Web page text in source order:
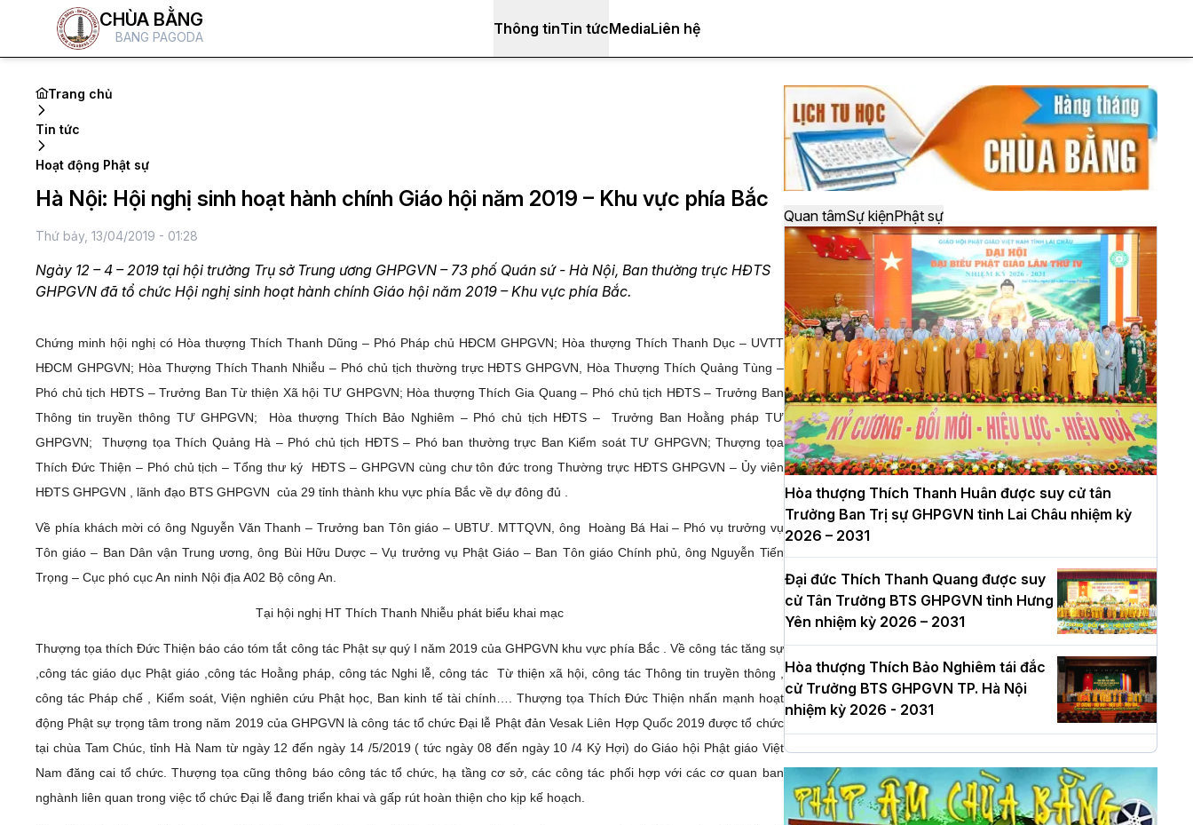
CHÙA BẰNG
BANG PAGODA Thông tinTin tứcMediaLiên hệ
Trang chủ
Tin tức
Hoạt động Phật sự
Hà Nội: Hội nghị sinh hoạt hành chính Giáo hội năm 2019 – Khu vực phía Bắc
Thứ bảy, 13/04/2019 - 01:28
Ngày 12 – 4 – 2019 tại hội trường Trụ sở Trung ương GHPGVN – 73 phố Quán sứ - Hà Nội, Ban thường trực HĐTS
GHPGVN đã tổ chức Hội nghị sinh hoạt hành chính Giáo hội năm 2019 – Khu vực phía Bắc.
Chứng minh hội nghị có Hòa thượng Thích Thanh Dũng – Phó Pháp chủ HĐCM GHPGVN; Hòa thượng Thích Thanh Dục – UVTT
HĐCM GHPGVN; Hòa Thượng Thích Thanh Nhiễu – Phó chủ tịch thường trực HĐTS GHPGVN, Hòa Thượng Thích Quảng Tùng –
Phó chủ tịch HĐTS – Trưởng Ban Từ thiện Xã hội TƯ GHPGVN; Hòa thượng Thích Gia Quang – Phó chủ tịch HĐTS – Trưởng Ban
Thông tin truyền thông TƯ GHPGVN; Hòa thượng Thích Bảo Nghiêm – Phó chủ tịch HĐTS – Trưởng Ban Hoằng pháp TƯ
GHPGVN; Thượng tọa Thích Quảng Hà – Phó chủ tịch HĐTS – Phó ban thường trực Ban Kiểm soát TƯ GHPGVN; Thượng tọa
Thích Đức Thiện – Phó chủ tịch – Tổng thư ký HĐTS – GHPGVN cùng chư tôn đức trong Thường trực HĐTS GHPGVN – Ủy viên
HĐTS GHPGVN , lãnh đạo BTS GHPGVN của 29 tỉnh thành khu vực phía Bắc về dự đông đủ .
Về phía khách mời có ông Nguyễn Văn Thanh – Trưởng ban Tôn giáo – UBTƯ. MTTQVN, ông Hoàng Bá Hai – Phó vụ trưởng vụ
Tôn giáo – Ban Dân vận Trung ương, ông Bùi Hữu Dược – Vụ trưởng vụ Phật Giáo – Ban Tôn giáo Chính phủ, ông Nguyễn Tiến
Trọng – Cục phó cục An ninh Nội địa A02 Bộ công An.
Tại hội nghị HT Thích Thanh Nhiễu phát biểu khai mạc
Thượng tọa thích Đức Thiện báo cáo tóm tắt công tác Phật sự quý I năm 2019 của GHPGVN khu vực phía Bắc . Về công tác tăng sự
,công tác giáo dục Phật giáo ,công tác Hoằng pháp, công tác Nghi lễ, công tác Từ thiện xã hội, công tác Thông tin truyền thông ,
công tác Pháp chế , Kiểm soát, Viện nghiên cứu Phật học, Ban kinh tế tài chính…. Thượng tọa Thích Đức Thiện nhấn mạnh hoạt
động Phật sự trọng tâm trong năm 2019 của GHPGVN là công tác tổ chức Đại lễ Phật đản Vesak Liên Hợp Quốc 2019 được tổ chức
tại chùa Tam Chúc, tỉnh Hà Nam từ ngày 12 đến ngày 14 /5/2019 ( tức ngày 08 đến ngày 10 /4 Kỷ Hợi) do Giáo hội Phật giáo Việt
Nam đăng cai tổ chức. Thượng tọa cũng thông báo công tác tổ chức, hạ tầng cơ sở, các công tác phối hợp với các cơ quan ban
nghành liên quan trong việc tổ chức Đại lễ đang triển khai và gấp rút hoàn thiện cho kịp kế hoạch.
Quan tâmSự kiệnPhật sự
Hòa thượng Thích Thanh Huân được suy cử tân
Trưởng Ban Trị sự GHPGVN tỉnh Lai Châu nhiệm kỳ
2026 – 2031
Đại đức Thích Thanh Quang được suy
cử Tân Trưởng BTS GHPGVN tỉnh Hưng
Yên nhiệm kỳ 2026 – 2031
Hòa thượng Thích Bảo Nghiêm tái đắc
cử Trưởng BTS GHPGVN TP. Hà Nội
nhiệm kỳ 2026 - 2031
Hà Nội: Long trọng lễ khởi công xây
dựng Trung tâm văn hóa Phật giáo Thủ
đô